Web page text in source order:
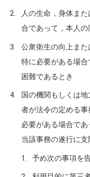
人の生命，身体ま
合であって，本人
公衆衛生の向上ま
特に必要がある場
困難であるとき
国の機関もしくは
者が法令の定める
必要がある場合で
当該事務の遂行に
予め次の事項を